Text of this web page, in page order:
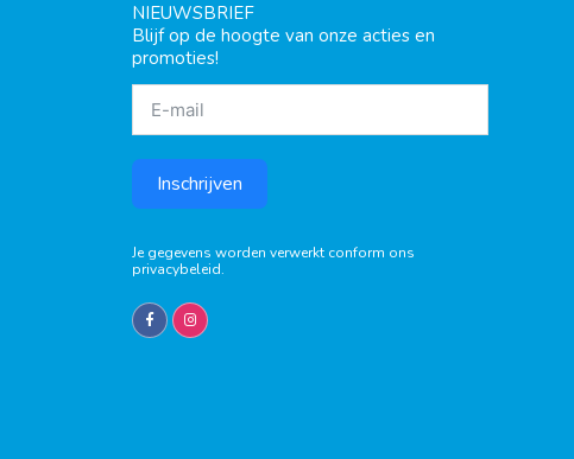
NIEUWSBRIEF
Blijf op de hoogte van onze acties en
promoties!
Inschrijven
Je gegevens worden verwerkt conform ons
privacybeleid.